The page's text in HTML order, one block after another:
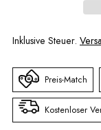
Inklusive Steuer.
Preis-Match
Kostenloser